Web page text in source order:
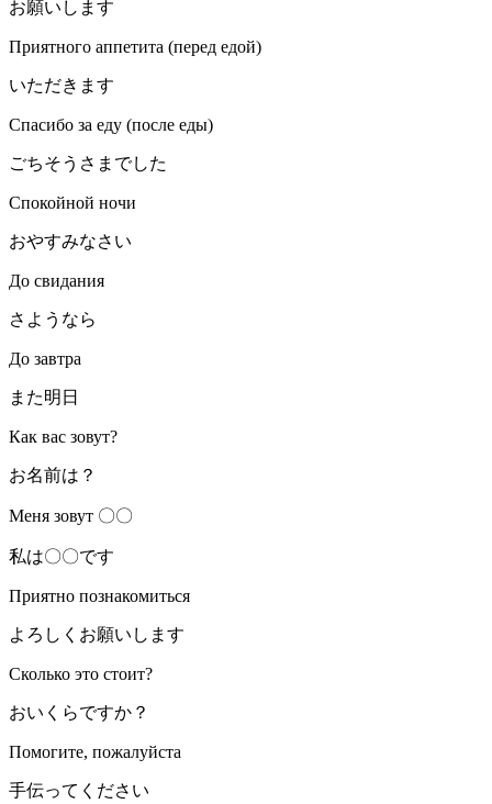
お願いします
Приятного аппетита (перед едой)
いただきます
Спасибо за еду (после еды)
ごちそうさまでした
Спокойной ночи
おやすみなさい
До свидания
さようなら
До завтра
また明日
Как вас зовут?
お名前は？
Меня зовут 〇〇
私は〇〇です
Приятно познакомиться
よろしくお願いします
Сколько это стоит?
おいくらですか？
Помогите, пожалуйста
手伝ってください